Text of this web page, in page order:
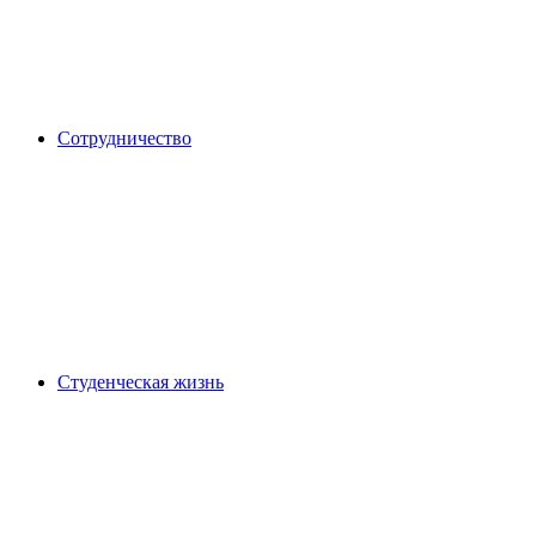
Сотрудничество
Студенческая жизнь